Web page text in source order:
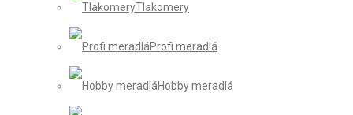
Tlakomery
Profi meradlá
Hobby meradlá